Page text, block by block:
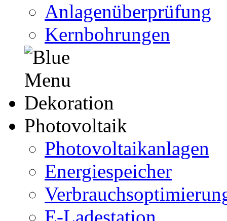
Anlagenüberprüfung
Kernbohrungen
Photovoltaik
Photovoltaikanlagen
Energiespeicher